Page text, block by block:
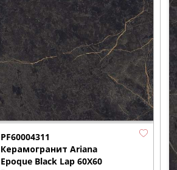
PF60004311
Керамогранит Ariana
Epoque Black Lap 60X60